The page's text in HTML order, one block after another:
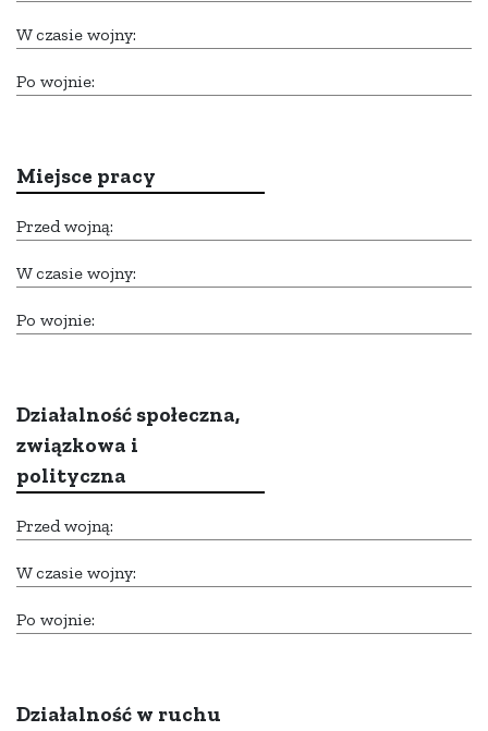
W czasie wojny:
Po wojnie:
Miejsce pracy
Przed wojną:
W czasie wojny:
Po wojnie:
Działalność społeczna,
związkowa i
polityczna
Przed wojną:
W czasie wojny:
Po wojnie:
Działalność w ruchu